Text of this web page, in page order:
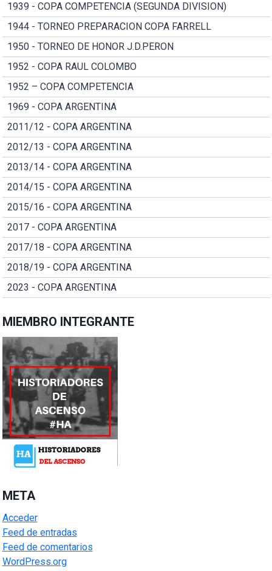
1939 - COPA COMPETENCIA (SEGUNDA DIVISION)
1944 - TORNEO PREPARACION COPA FARRELL
1950 - TORNEO DE HONOR J.D.PERON
1952 - COPA RAUL COLOMBO
1952 – COPA COMPETENCIA
1969 - COPA ARGENTINA
2011/12 - COPA ARGENTINA
2012/13 - COPA ARGENTINA
2013/14 - COPA ARGENTINA
2014/15 - COPA ARGENTINA
2015/16 - COPA ARGENTINA
2017 - COPA ARGENTINA
2017/18 - COPA ARGENTINA
2018/19 - COPA ARGENTINA
2023 - COPA ARGENTINA
MIEMBRO INTEGRANTE
META
Acceder
Feed de entradas
Feed de comentarios
WordPress.org